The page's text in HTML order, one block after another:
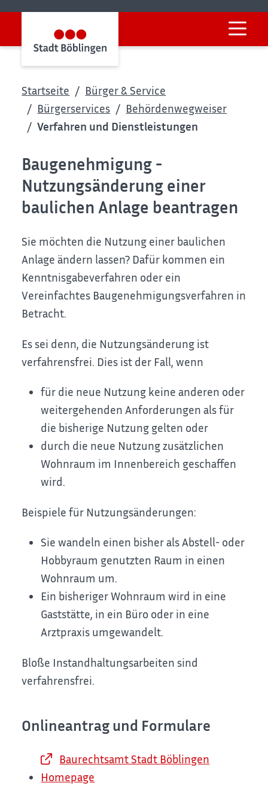
Startseite
Bürger & Service
Bürgerservices
Behördenwegweiser
Verfahren und Dienstleistungen
Baugenehmigung -
Nutzungsänderung einer
baulichen Anlage beantragen
Sie möchten die Nutzung einer baulichen
Anlage ändern lassen? Dafür kommen ein
Kenntnisgabeverfahren oder ein
Vereinfachtes Baugenehmigungsverfahren in
Betracht.
Es sei denn, die Nutzungsänderung ist
verfahrensfrei. Dies ist der Fall, wenn
für die neue Nutzung keine anderen oder
weitergehenden Anforderungen als für
die bisherige Nutzung gelten oder
durch die neue Nutzung zusätzlichen
Wohnraum im Innenbereich geschaffen
wird.
Beispiele für Nutzungsänderungen:
Sie wandeln einen bisher als Abstell- oder
Hobbyraum genutzten Raum in einen
Wohnraum um.
Ein bisheriger Wohnraum wird in eine
Gaststätte, in ein Büro oder in eine
Arztpraxis umgewandelt.
Bloße Instandhaltungsarbeiten sind
verfahrensfrei.
Onlineantrag und Formulare
Baurechtsamt Stadt Böblingen
Homepage